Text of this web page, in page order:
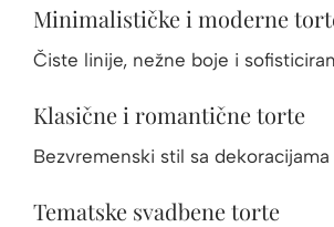
Minimalističke i moderne
Čiste linije, nežne boje i
Klasične i romantične torte
Bezvremenski stil sa
Tematske svadbene torte